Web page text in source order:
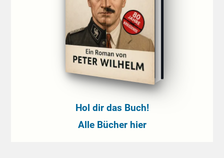
Hol dir das Buch!
Alle Bücher hier